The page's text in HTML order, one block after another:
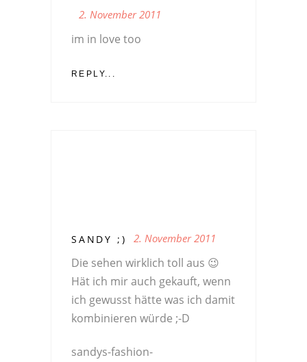
2. November 2011
im in love too
REPLY...
SANDY ;) 2. November 2011
Die sehen wirklich toll aus 😉
Hät ich mir auch gekauft, wenn
ich gewusst hätte was ich damit
kombinieren würde ;-D
sandys-fashion-